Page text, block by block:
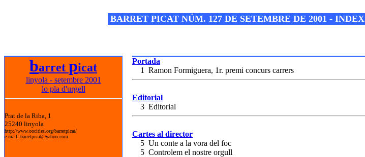
BARRET PICAT NÚM. 127 DE SETEMBRE DE 2001 - INDEX
barret picat
linyola - setembre 2001
lo pla d'urgell
Prat de la Riba, 1
25240 linyola
http://www.oocities.org/barretpicat/
e-mail: barretpicat@yahoo.com
Portada
1 Ramon Formiguera, 1r. premi concurs carrers
Editorial
3 Editorial
Cartes al director
5 Un conte a la vora del foc
5 Controlem el nostre orgull